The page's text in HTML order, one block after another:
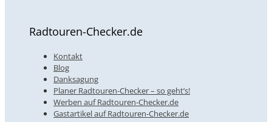
Radtouren-Checker.de
Kontakt
Blog
Danksagung
Planer Radtouren-Checker – so geht’s!
Werben auf Radtouren-Checker.de
Gastartikel auf Radtouren-Checker.de